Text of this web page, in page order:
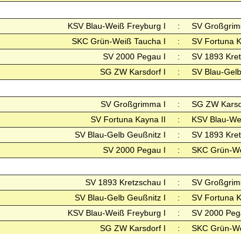
KSV Blau-Weiß Freyburg I : SV
SKC Grün-Weiß Taucha I : SV Fortuna
SV 2000 Pegau I : SV 1893
SG ZW Karsdorf I : SV Blau-
SV Großgrimma I : SG ZW
SV Fortuna Kayna II : KSV Blau-
SV Blau-Gelb Geußnitz I : SV 1893
SV 2000 Pegau I : SKC Grün-
SV 1893 Kretzschau I : SV
SV Blau-Gelb Geußnitz I : SV Fortuna
KSV Blau-Weiß Freyburg I : SV 2000
SG ZW Karsdorf I : SKC Grün-